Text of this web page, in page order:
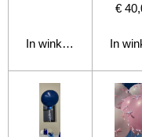
In winkelwagen
€
In